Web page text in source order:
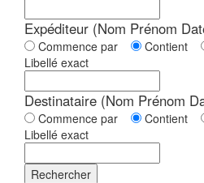
Expéditeur (Nom Prénom
Commence par Contient
Libellé exact
Destinataire (Nom Prénom
Commence par Contient
Libellé exact
Rechercher